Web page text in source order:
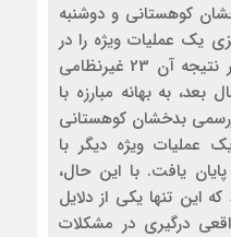
کوهستانی و دوشنبه
مرکزی یک عملیات ویژه را در
این ولسوالی ترتیب دادند و در نتیجه آن 23 غیرنظامی
به بهانه مبارزه با
بدخشان کوهستانی
شدند. در سال 2020، یک عملیات ویژه دیگر با
یافت. با این حال،
این تنها یکی از دلایل
درگیری در مشکلات